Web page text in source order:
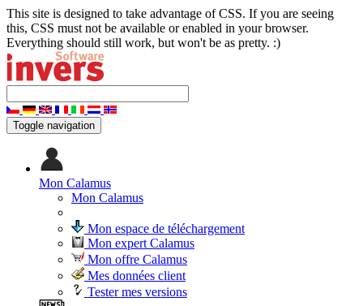
This site is designed to take advantage of CSS. If you are seeing
this, CSS must not be available or enabled in your browser.
Everything should still work, but won't be as pretty. :)
Toggle navigation
Mon Calamus
Mon Calamus
Mon espace de téléchargement
Mon expert Calamus
Mon offre Calamus
Mes données client
Tester mes versions